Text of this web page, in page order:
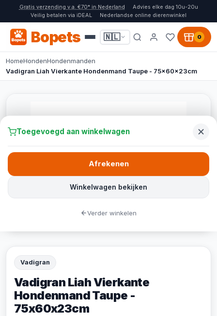
Gratis verzending v.a. €70* in Nederland
Advies elke dag 10u-20u
Veilig betalen via iDEAL
Nederlandse online dierenwinkel
Bopets 🇳🇱 0
HomeHondenHondenmanden
Vadigran Liah Vierkante Hondenmand Taupe - 75x60x23cm
Vadigran
Vadigran Liah Vierkante
Hondenmand Taupe -
75x60x23cm
Toegevoegd aan winkelwagen
Winkelwagen bekijken
Afrekenen
Verder winkelen